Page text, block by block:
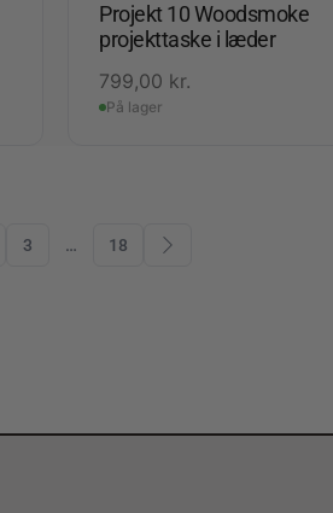
Projekt 10 Woodsmoke
projekttaske i læder
799,00 kr.
På lager
3 … 18